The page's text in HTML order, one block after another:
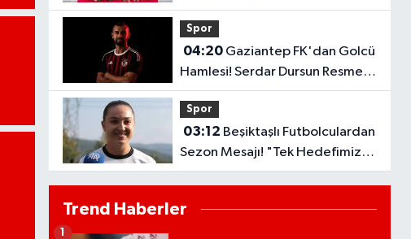
Spor
04:20Gaziantep FK'dan Golcü
Hamlesi! Serdar Dursun Resmen
İmzayı Attı!
Spor
03:12
Sezon Mesajı! "Tek Hedefimiz
Şampiyonluk"
Trend Haberler
1